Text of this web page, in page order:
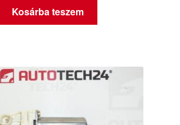
Kosárba teszem